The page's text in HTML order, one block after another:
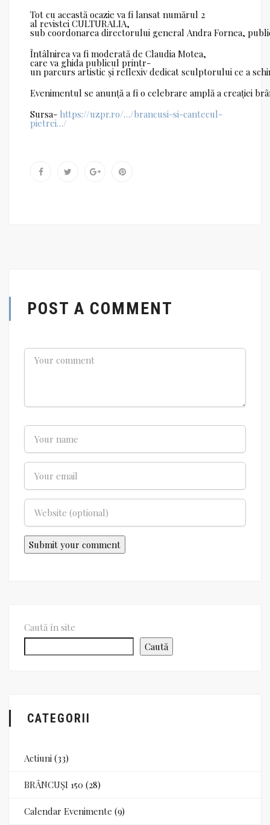
Tot cu această ocazie va fi lansat numărul 2
al revistei CULTURALIA,
sub coordonarea directorului general Andra Fornea,
Întâlnirea va fi moderată de Claudia Motea,
care va ghida publicul printr-
un parcurs artistic și reflexiv dedicat sculptorului ce a
Evenimentul se anunță a fi o celebrare amplă a creației
Sursa- https://uzpr.ro/…/brancusi-si-cantecul-
pietrei…/
POST A COMMENT
Caută în site
Caută
CATEGORII
Actiuni (33)
BRÂNCUȘI 150 (28)
Calendar Evenimente (9)